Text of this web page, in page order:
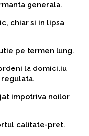
generala.
chiar si in lipsa
pe termen lung.
la domiciliu
impotriva noilor
calitate-pret.